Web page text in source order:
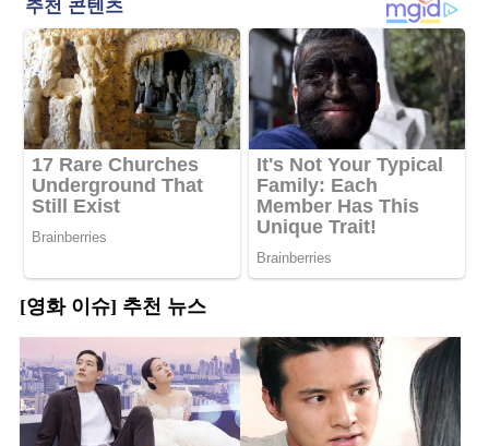
[영화 이슈] 추천 뉴스